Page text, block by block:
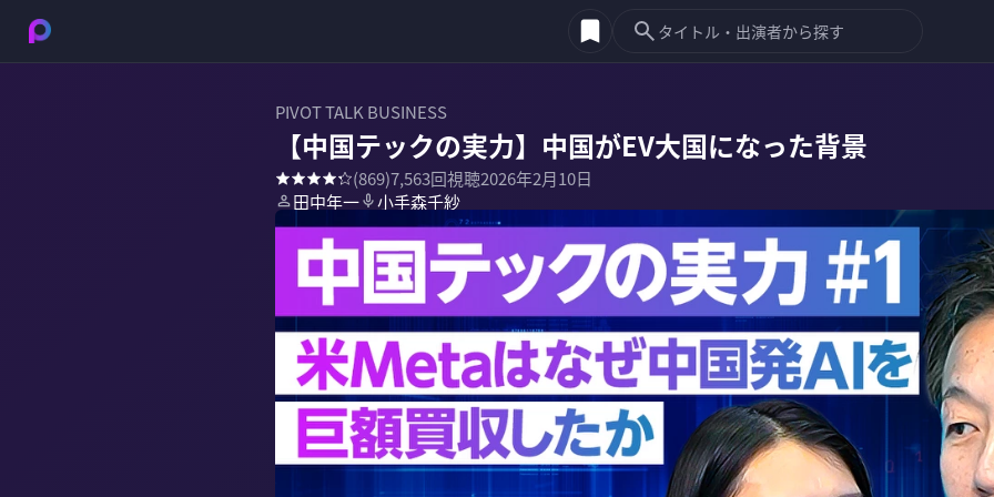
PIVOT TALK BUSINESS
【中国テックの実力】中国がEV大国になった背景
(869)7,563回視聴2026年2月10日
田中年一
小手森千紗